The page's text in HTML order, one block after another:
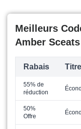
Meilleurs
Amber
Rabais Titre
55% de
réduction
50%
Offre